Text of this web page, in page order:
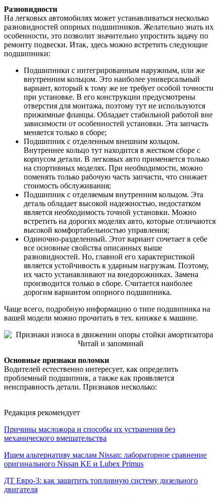
Разновидности
На легковых автомобилях может устанавливаться несколько
разновидностей опорных подшипников. Желательно знать их
особенности, это позволит значительно упростить задачу по
ремонту подвески. Итак, здесь можно встретить следующие
подшипники:
Подшипники с интегрированным наружным, или же
внутренним кольцом. Это наиболее универсальный
вариант, который к тому же не требует особой точности
при установке. В его конструкции предусмотрены
отверстия для монтажа, поэтому тут не используются
прижимные фланцы. Обладает стабильной работой вне
зависимости от особенностей установки. Эта запчасть
меняется только в сборе;
Подшипник с отделенным внешним кольцом.
Внутреннее кольцо тут находится в жестком сборе с
корпусом детали. В легковых авто применяется только
на спортивных моделях. При необходимости, можно
поменять только рабочую часть запчасти, что снижает
стоимость обслуживания;
Подшипник с отделяемым внутренним кольцом. Эта
деталь обладает высокой надежностью, недостатком
является необходимость точной установки. Можно
встретить на дорогих моделях авто, которые отличаются
высокой комфортабельностью управления;
Одиночно-разделенный. Этот вариант сочетает в себе
все основные свойства описанных выше
разновидностей. Но, главной его характеристикой
является устойчивость к ударным нагрузкам. Поэтому,
их часто устанавливают на внедорожниках. Замена
производится только в сборе. Считается наиболее
дорогим вариантом опорного подшипника.
Чаще всего, подробную информацию о типе подшипника на
вашей модели можно прочитать в тех. книжке к машине.
Основные признаки поломки
Водителей естественно интересует, как определить
проблемный подшипник, а также как проявляется
неисправность детали. Признаков несколько:
Редакция рекомендует
Причины масложора и способы их устранения без
механического вмешательства
Ищем альтернативу маслам Nissan: лабораторное сравнение
оригинального Nissan KE и Lubex Primus
ДТ Евро-3: как защитить топливную систему дизельного
двигателя